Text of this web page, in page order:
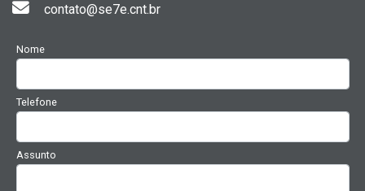
contato@se7e.cnt.br
Nome
Telefone
Assunto